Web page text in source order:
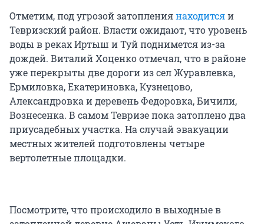
Отметим, под угрозой затоплениянаходитсяи
Тевризский район. Власти ожидают, что уровень
воды в реках Иртыш и Туй поднимется из-за
дождей. Виталий Хоценко отмечал, что в районе
уже перекрыты две дороги из сел Журавлевка,
Ермиловка, Екатериновка, Кузнецово,
Александровка и деревень Федоровка, Бичили,
Вознесенка. В самом Тевризе пока затоплено два
приусадебных участка. На случай эвакуации
местных жителей подготовлены четыре
вертолетные площадки.
Посмотрите, что происходило в выходные в